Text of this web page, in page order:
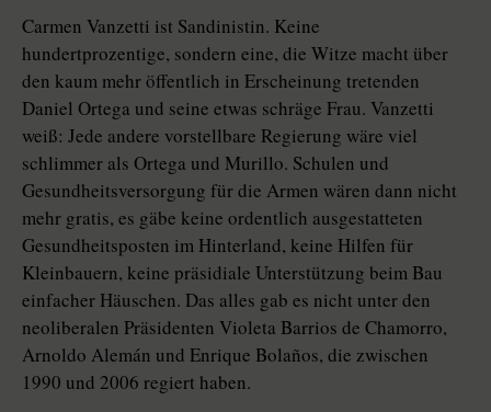
Carmen Vanzetti ist Sandinistin. Keine
hundertprozentige, sondern eine, die Witze macht über
den kaum mehr öffentlich in Erscheinung tretenden
Daniel Ortega und seine etwas schräge Frau. Vanzetti
weiß: Jede andere vorstellbare Regierung wäre viel
schlimmer als Ortega und Murillo. Schulen und
Gesundheitsversorgung für die Armen wären dann nicht
mehr gratis, es gäbe keine ordentlich ausgestatteten
Gesundheitsposten im Hinterland, keine Hilfen für
Kleinbauern, keine präsidiale Unterstützung beim Bau
einfacher Häuschen. Das alles gab es nicht unter den
neoliberalen Präsidenten Violeta Barrios de Chamorro,
Arnoldo Alemán und Enrique Bolaños, die zwischen
1990 und 2006 regiert haben.